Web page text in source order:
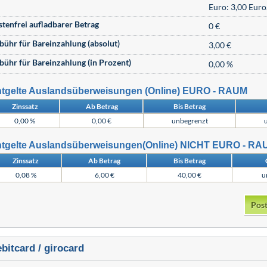
Euro: 3,00
aufladbarer Betrag
0 €
für Bareinzahlung (absolut)
3,00 €
für Bareinzahlung (in Prozent)
0,00 %
Auslandsüberweisungen (Online) EURO - RAUM
Zinssatz Ab Betrag
Bis Betrag
0,00 %
0,00 € unbegrenzt
Auslandsüberweisungen(Online) NICHT EURO -
Zinssatz Ab Betrag Bis Betrag
0,08 %
6,00 € 40,00 €
/ girocard